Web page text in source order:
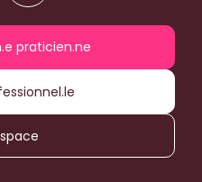
praticien.ne